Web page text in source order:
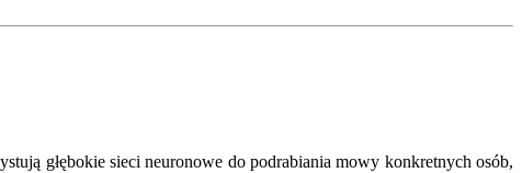
głębokie sieci neuronowe do podrabiania mowy konkretnych osób,